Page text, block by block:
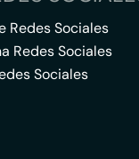
Redes Sociales
Redes Sociales
Sociales